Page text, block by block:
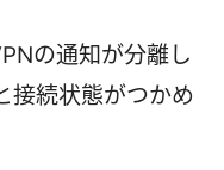
の通知が分離し
接続状態がつかめ